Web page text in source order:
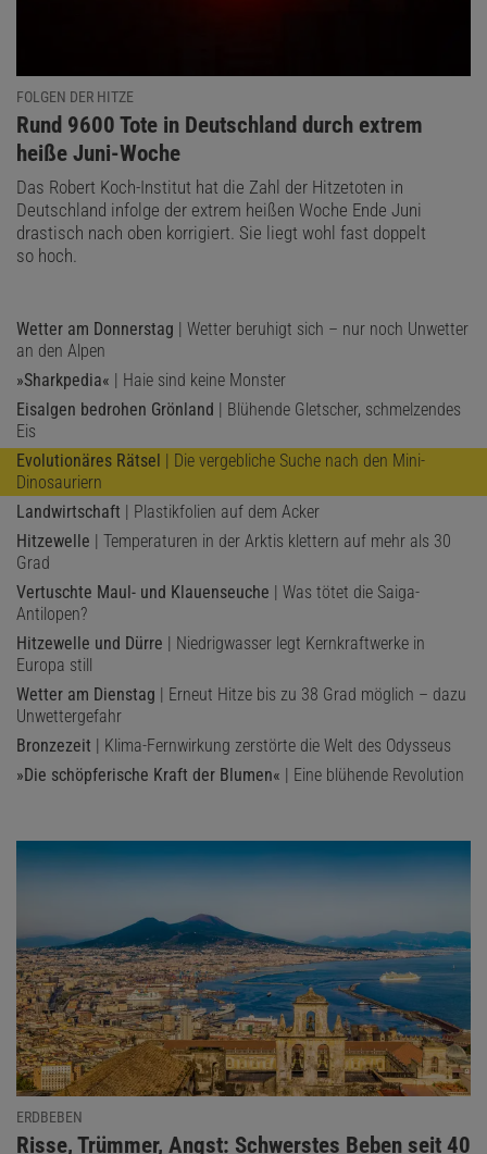
FOLGEN DER HITZE
:
Rund 9600 Tote in Deutschland durch extrem
heiße Juni-Woche
Das Robert Koch-Institut hat die Zahl der Hitzetoten in
Deutschland infolge der extrem heißen Woche Ende Juni
drastisch nach oben korrigiert. Sie liegt wohl fast doppelt
so hoch.
Wetter am Donnerstag | Wetter beruhigt sich – nur noch Unwetter
an den Alpen
»Sharkpedia« | Haie sind keine Monster
Eisalgen bedrohen Grönland | Blühende Gletscher, schmelzendes
Eis
Evolutionäres Rätsel | Die vergebliche Suche nach den Mini-
Dinosauriern
Landwirtschaft | Plastikfolien auf dem Acker
Hitzewelle | Temperaturen in der Arktis klettern auf mehr als 30
Grad
Vertuschte Maul- und Klauenseuche | Was tötet die Saiga-
Antilopen?
Hitzewelle und Dürre | Niedrigwasser legt Kernkraftwerke in
Europa still
Wetter am Dienstag | Erneut Hitze bis zu 38 Grad möglich – dazu
Unwettergefahr
Bronzezeit | Klima-Fernwirkung zerstörte die Welt des Odysseus
»Die schöpferische Kraft der Blumen« | Eine blühende Revolution
ERDBEBEN
:
Risse, Trümmer, Angst: Schwerstes Beben seit 40